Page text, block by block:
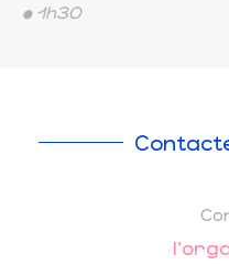
• 1h30